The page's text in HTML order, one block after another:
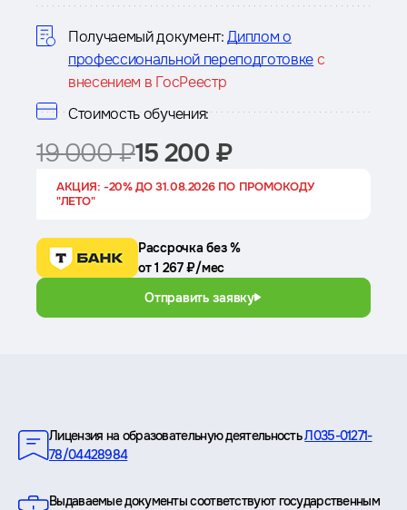
курсеПолучаемый документ: Диплом о
профессиональной переподготовкес
внесением в ГосРеестр
Стоимость обучения:
19 000 ₽15 200 ₽
АКЦИЯ: -20% ДО 31.08.2026 ПО ПРОМОКОДУ
"ЛЕТО"
Рассрочка без %
от 1 267 ₽/мес
Отправить заявку
Лицензия на образовательную деятельностьЛ035-01271-
78/04428984
Выдаваемые документы соответствуют государственным